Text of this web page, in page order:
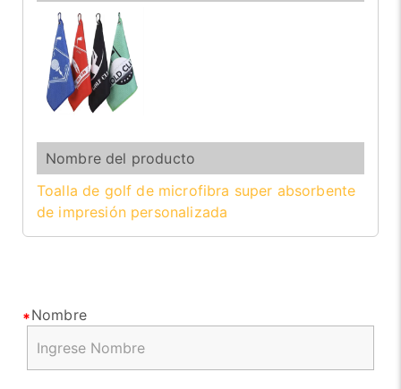
Toalla de golf de microfibra super absorbente
de impresión personalizada
Nombre